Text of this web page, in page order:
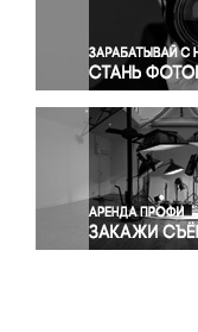
Правосудие
Религия
Светская
Спорт
Экология
Экономика